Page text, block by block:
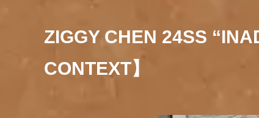
ZIGGY CHEN 24SS
CONTEXT】